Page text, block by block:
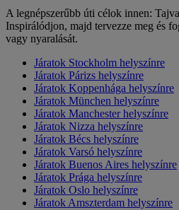
A legnépszerűbb úti célok innen:
Inspirálódjon, majd tervezze meg és
vagy nyaralását.
Járatok Stockholm helyszínre
Járatok Párizs helyszínre
Járatok Koppenhága helyszínre
Járatok München helyszínre
Járatok Manchester helyszínre
Járatok Nizza helyszínre
Járatok Bécs helyszínre
Járatok Varsó helyszínre
Járatok Buenos Aires helyszínre
Járatok Prága helyszínre
Járatok Oslo helyszínre
Járatok Amszterdam helyszínre